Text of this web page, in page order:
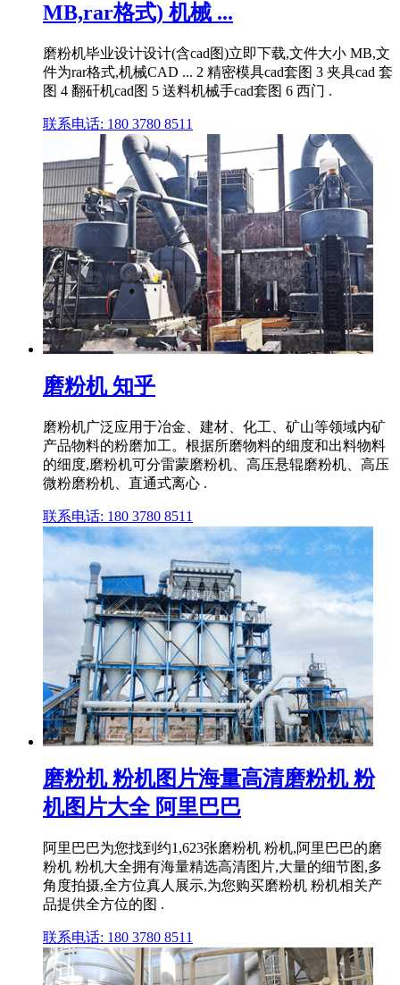
MB,rar格式) 机械 ...
磨粉机毕业设计设计(含cad图)立即下载,文件大小 MB,文
件为rar格式,机械CAD ... 2 精密模具cad套图 3 夹具cad 套
图 4 翻矸机cad图 5 送料机械手cad套图 6 西门 .
联系电话: 180 3780 8511
磨粉机 知乎
磨粉机广泛应用于冶金、建材、化工、矿山等领域内矿
产品物料的粉磨加工。根据所磨物料的细度和出料物料
的细度,磨粉机可分雷蒙磨粉机、高压悬辊磨粉机、高压
微粉磨粉机、直通式离心 .
联系电话: 180 3780 8511
磨粉机 粉机图片海量高清磨粉机 粉
机图片大全 阿里巴巴
阿里巴巴为您找到约1,623张磨粉机 粉机,阿里巴巴的磨
粉机 粉机大全拥有海量精选高清图片,大量的细节图,多
角度拍摄,全方位真人展示,为您购买磨粉机 粉机相关产
品提供全方位的图 .
联系电话: 180 3780 8511